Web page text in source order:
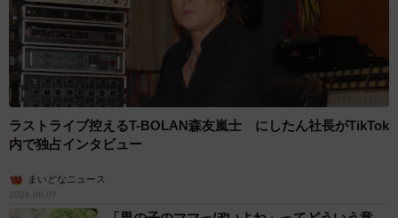
ラストライブ控えるT-BOLAN森友嵐士 にしたん社長がTikTok
内で独占インタビュー
まいどなニュース
2026.08.07